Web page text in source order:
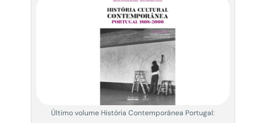
Último volume História Contemporânea Portugal: